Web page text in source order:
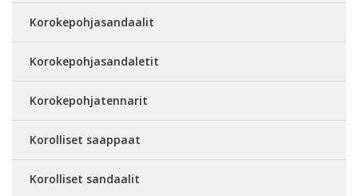
Korokepohjasandaalit
Korokepohjasandaletit
Korokepohjatennarit
Korolliset saappaat
Korolliset sandaalit